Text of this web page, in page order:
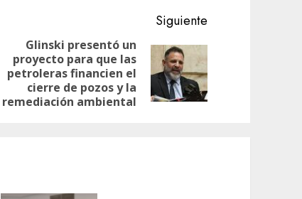
Entrada
anterior:
Siguiente
Siguiente
entrada:
Glinski presentó un
proyecto para que las
petroleras financien el
cierre de pozos y la
remediación ambiental